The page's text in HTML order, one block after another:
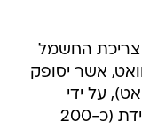
בשעה 19:30, צפויה צריכת החשמל
של 11,100 מגה וואט, אשר יסופק
החשמל (10,600 מגוואט), על ידי
הפעלת הסדרי גנראטורים ופסגה ניידת (כ-200